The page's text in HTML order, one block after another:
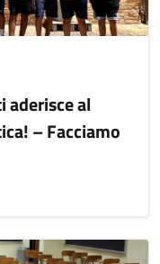
aderisce al
– Facciamo